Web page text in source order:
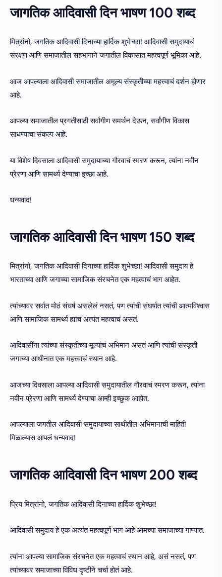
जागतिक आदिवासी दिन भाषण 100 शब्द
मित्रांनो, जगतिक आदिवासी दिनाच्या हार्दिक शुभेच्छा! आदिवासी समुदायाचं
संरक्षण आणि समाजातील सहभागाने जगातील विकासात महत्वपूर्ण भूमिका आहे.
आज आपल्याला आदिवासी समाजातील अमूल्य संस्कृतीच्या महत्त्वाचं दर्शन होणार
आहे.
आपल्या समाजातील प्रगतीसाठी सर्वांगीण समर्थन देऊन, सर्वांगीण विकास
साधण्याचा संकल्प आहे.
या विशेष दिवसाला आदिवासी समुदायाच्या गौरवाचं स्मरण करून, त्यांना नवीन
प्रेरणा आणि सामर्थ्य देण्याचा इच्छा आहे.
धन्यवाद!
जागतिक आदिवासी दिन भाषण 150 शब्द
मित्रांनो, जगतिक आदिवासी दिनाच्या हार्दिक शुभेच्छा! आदिवासी समुदाय हे
भारताच्या आणि जगाच्या सामाजिक संरचनेत एक महत्वाचं भाग आहेत.
त्यांच्यावर सर्वात मोठं संघर्ष असलेलं नसतं, पण त्यांची संघर्षात त्यांची आत्मविश्वास
आणि सामाजिक सामर्थ्य ह्यांचं अत्यंत महत्वाचं असतं.
आदिवासींना त्यांच्या संस्कृतीच्या मूल्यांचं अभिमान असतं आणि त्यांची संस्कृती
जगाच्या आधीनात एक महत्त्वाचं स्थान आहे.
आजच्या दिवसाला आपल्या आदिवासी समुदायातील गौरवाचं स्मरण करून, त्यांना
नवीन प्रेरणा आणि सामर्थ्य देण्याचा आम्ही इच्छुक आहोत.
आपल्याला जगतील आदिवासी समुदायाच्या साथीतील अभिमानाची माहिती
मिळाल्यास आपलं धन्यवाद!
जागतिक आदिवासी दिन भाषण 200 शब्द
प्रिय मित्रांनो, जगतिक आदिवासी दिनाच्या हार्दिक शुभेच्छा!
आदिवासी समुदाय हे एक अत्यंत महत्वपूर्ण भाग आहे आमच्या समाजाच्या गाण्यात.
त्यांना आपल्या सामाजिक संरचनेत एक महत्वाचं स्थान आहे, असं नसतं, पण
त्यांच्यावर समाजाच्या विविध दृष्टीने चर्चा होतं आहे.